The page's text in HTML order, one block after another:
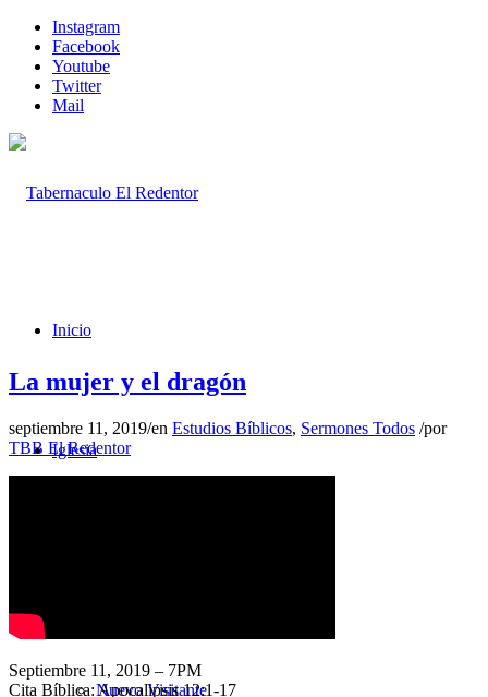
Instagram
Facebook
Youtube
Twitter
Mail
Inicio
Iglesia
Nuevo Visitante
La mujer y el dragón
septiembre 11, 2019/en Estudios Bíblicos, Sermones Todos /por
TBB El Redentor
Septiembre 11, 2019 – 7PM
Cita Bíblica: Apocalipsis 12:1-17